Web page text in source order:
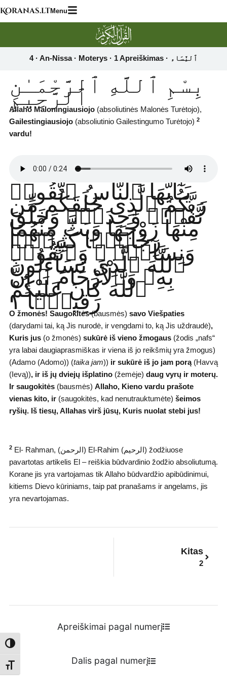
Toggle High Contrast
Toggle Font size
Skip
to
Koranas.ltMenu
بِسْمِ ٱللَّهِ ٱلرَّحْمَـٰنِ
ٱلرَّحِيمِ
Allaho Maloningiausiojo(absoliutinės Malonės Turėtojo),
Gailestingiausiojo(absoliutinio Gailestingumo Turėtojo) 2
vardu!
يَـٰٓأَيُّهَا ٱلنَّاسُ ٱتَّقُوا۟
رَبَّكُمُ ٱلَّذِى خَلَقَكُم مِّن
نَّفْسٍۢ وَٰحِدَةٍۢ وَخَلَقَ
مِنْهَا زَوْجَهَا وَبَثَّ مِنْهُمَا
رِجَالًۭا كَثِيرًۭا
وَنِسَآءًۭ ۚ وَٱتَّقُوا۟
ٱللَّهَ ٱلَّذِى تَسَآءَلُونَ
بِهِۦ وَٱلْأَرْحَامَ ۚ إِنَّ
ٱللَّهَ كَانَ عَلَيْكُمْ
رَقِيبًۭا ١
O žmonės! Saugokitės(bausmės) savo Viešpaties
(darydami tai, ką Jis nurodė, ir vengdami to, ką Jis uždraudė),
Kuris jus(o žmonės) sukūrė iš vieno žmogaus(žodis „nafs“
yra labai daugiaprasmiškas ir viena iš jo reikšmių yra žmogus)
(Adamo (Adomo)) (taika jam)) ir sukūrė iš jo jam porą(Havvą
(Ievą)), ir iš jų dviejų išplatino(žemėje) daug vyrų ir moterų.
Ir saugokitės (bausmės) Allaho, Kieno vardu prašote
vienas kito, ir(saugokitės, kad nenutrauktumėte) šeimos
ryšių. Iš tiesų, Allahas virš jūsų, Kuris nuolat stebi jus!
2El- Rahman, (ﺍﻟﺮﺣﻤﻦ) El-Rahim (ﺍﻟﺮﺣﻴﻢ) žodžiuose
pavartotas artikelis El – reiškia būdvardinio žodžio absoliutumą.
Korane jis yra vartojamas tik Allaho būdvardžio apibūdinimui,
kitiems Dievo kūriniams, taip pat pranašams ir angelams, jis
yra nevartojamas.
Kitas
2
Apreiškimai pagal numerį
Dalis pagal numerį